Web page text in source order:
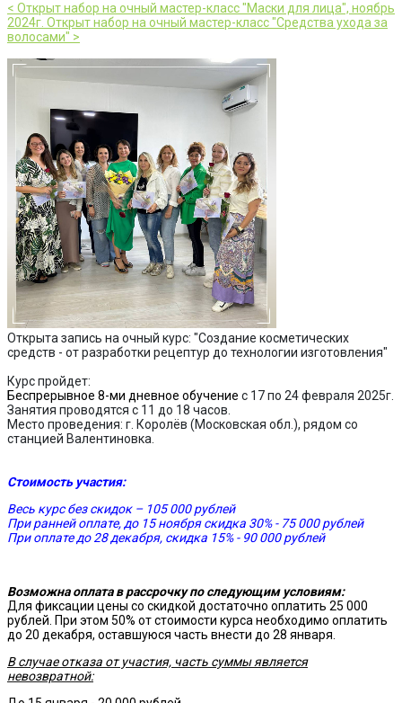
< Открыт набор на очный мастер-класс "Маски для лица", ноябрь
2024г. Открыт набор на очный мастер-класс "Средства ухода за
волосами" >
Открыта запись на очный курс: "Создание косметических
средств - от разработки рецептур до технологии изготовления"
Курс пройдет:
Беспрерывное 8-ми дневное обучение с 17 по 24 февраля 2025г.
Занятия проводятся с 11 до 18 часов.
Место проведения: г. Королёв (Московская обл.), рядом со
станцией Валентиновка.
Стоимость участия:
Весь курс без скидок – 105 000 рублей
При ранней оплате, до 15 ноября скидка 30% - 75 000 рублей
При оплате до 28 декабря, скидка 15% - 90 000 рублей
Возможна оплата в рассрочку по следующим условиям:
Для фиксации цены со скидкой достаточно оплатить 25 000
рублей. При этом 50% от стоимости курса необходимо оплатить
до 20 декабря, оставшуюся часть внести до 28 января.
В случае отказа от участия, часть суммы является
невозвратной: